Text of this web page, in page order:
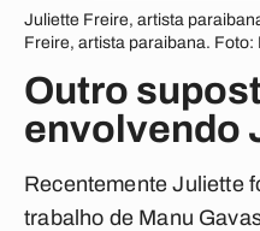
Juliette Freire, artista
Freire, artista paraibana. Foto:
Outro
envolvendo
Recentemente Juliette
trabalho de Manu